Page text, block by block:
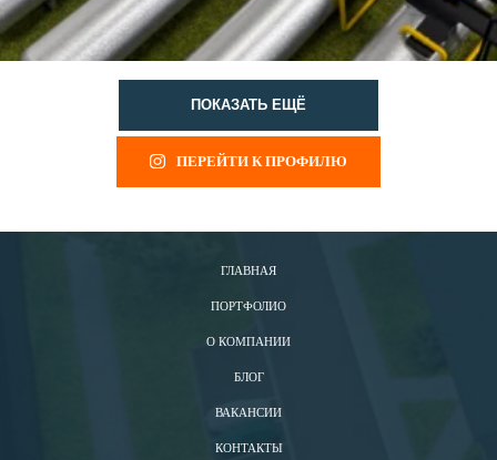
ПОКАЗАТЬ ЕЩЁ
ПЕРЕЙТИ К ПРОФИЛЮ
ГЛАВНАЯ
ПОРТФОЛИО
О КОМПАНИИ
БЛОГ
ВАКАНСИИ
КОНТАКТЫ